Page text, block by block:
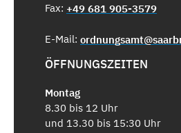
Fax: +49 681 905-3579
E-Mail:
ÖFFNUNGSZEITEN
Montag
8.30 bis 12 Uhr
und 13.30 bis 15:30 Uhr